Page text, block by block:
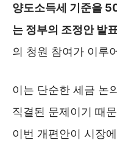
양도소득세 기준을
는 정부의 조정안 발표
의 청원 참여가 이루
이는 단순한 세금 논
직결된 문제이기 때
이번 개편안이 시장